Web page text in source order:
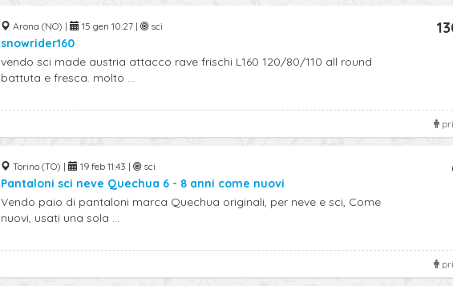
Arona (NO) | 15 gen 10:27 | sci
snowrider160
vendo sci made austria attacco rave frischi L160 120/80/110 all round
battuta e fresca. molto ...
Torino (TO) | 19 feb 11:43 | sci
Pantaloni sci neve Quechua 6 - 8 anni come nuovi
Vendo paio di pantaloni marca Quechua originali, per neve e sci, Come
nuovi, usati una sola ...